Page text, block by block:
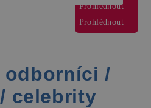
Prohlédnout
Prohlédnout
Prohlédnout
odborníci /
/ celebrity